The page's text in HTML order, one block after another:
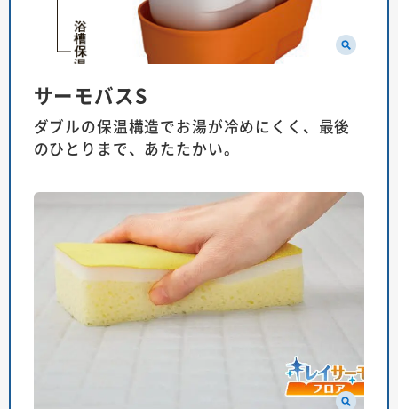
サーモバスS
ダブルの保温構造でお湯が冷めにくく、最後
のひとりまで、あたたかい。